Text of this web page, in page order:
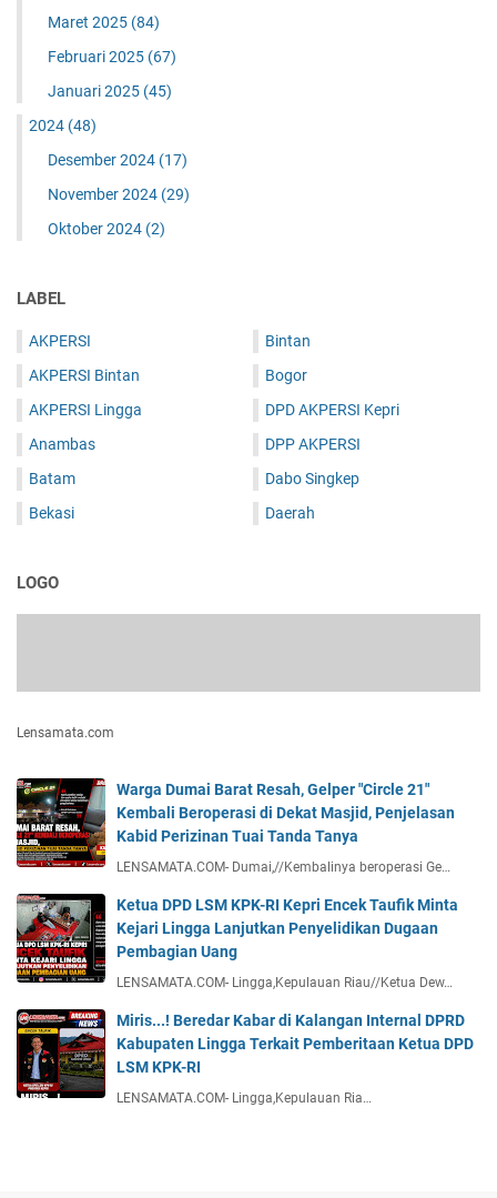
Maret 2025 (84)
Februari 2025 (67)
Januari 2025 (45)
2024 (48)
Desember 2024 (17)
November 2024 (29)
Oktober 2024 (2)
LABEL
AKPERSI
AKPERSI Bintan
AKPERSI Lingga
Anambas
Batam
Bekasi
Bintan
Bogor
DPD AKPERSI Kepri
DPP AKPERSI
Dabo Singkep
Daerah
LOGO
Lensamata.com
Warga Dumai Barat Resah, Gelper "Circle 21"
Kembali Beroperasi di Dekat Masjid, Penjelasan
Kabid Perizinan Tuai Tanda Tanya
LENSAMATA.COM- Dumai,//Kembalinya beroperasi Ge…
Ketua DPD LSM KPK-RI Kepri Encek Taufik Minta
Kejari Lingga Lanjutkan Penyelidikan Dugaan
Pembagian Uang
LENSAMATA.COM- Lingga,Kepulauan Riau//Ketua Dew…
Miris...! Beredar Kabar di Kalangan Internal DPRD
Kabupaten Lingga Terkait Pemberitaan Ketua DPD
LSM KPK-RI
LENSAMATA.COM- Lingga,Kepulauan Ria…